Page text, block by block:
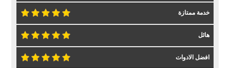
خدمة ممتازة
هائل
افضل الادوات